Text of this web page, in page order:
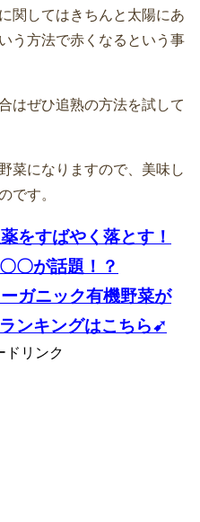
関してはきちんと太陽にあ
う方法で赤くなるという事
はぜひ追熟の方法を試して
菜になりますので、美味し
です。
をすばやく落とす！
〇が話題！？
ガニック有機野菜が
ンキングはこちら➹
ドリンク